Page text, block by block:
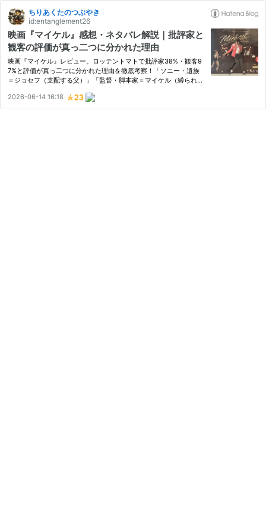
ちりあくたのつぶやき
id:entanglement26
映画『マイケル』感想・ネタバレ解説｜批評家と
観客の評価が真っ二つに分かれた理由
映画『マイケル』レビュー。ロッテントマトで批評家38%・観客9
7%と評価が真っ二つに分かれた理由を徹底考察！「ソニー・遺族
＝ジョセフ（支配する父）」「監督・脚本家＝マイケル（縛られる
ガンダ性を紐解きます。
2026-06-14 16:18